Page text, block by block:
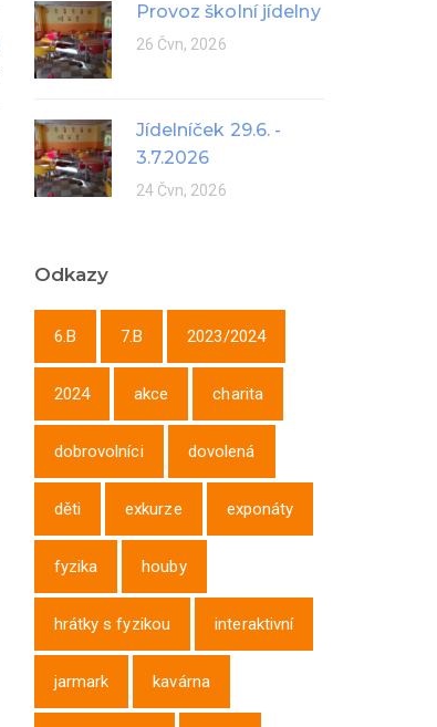
Provoz školní jídelny
26 Čvn, 2026
Jídelníček 29.6. -
3.7.2026
24 Čvn, 2026
Odkazy
6.B 7.B 2023/2024
2024 akce charita
dobrovolníci dovolená
děti exkurze exponáty
fyzika houby
hrátky s fyzikou interaktivní
jarmark kavárna